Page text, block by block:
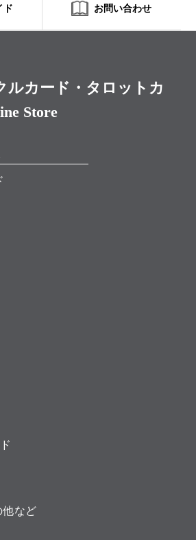
ド お問い合わせ
ルカード・タロットカ
Store
他など